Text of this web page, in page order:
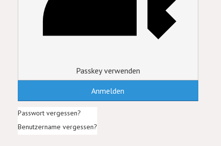
Passkey verwenden
Anmelden
Passwort vergessen?
Benutzername vergessen?